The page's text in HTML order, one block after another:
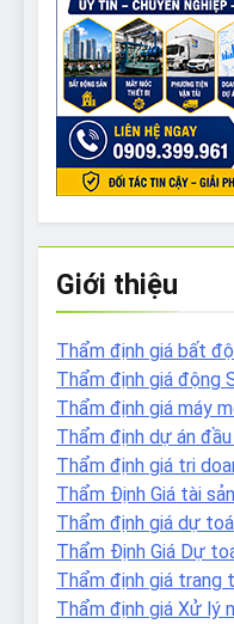
Giới thiệu
Thẩm định giá bất
Thẩm định giá động
Thẩm định giá máy
Thẩm định dự án
Thẩm định giá tri
Thẩm Định Giá tài
Thẩm định giá dự
Thẩm Định Giá Dự
Thẩm định giá trang
Thẩm định giá Xử lý